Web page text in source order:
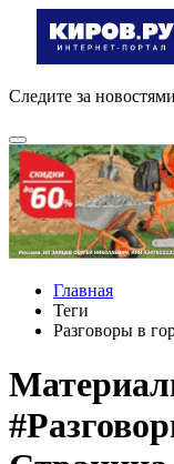
Следите за
Главная
Теги
Разговоры в